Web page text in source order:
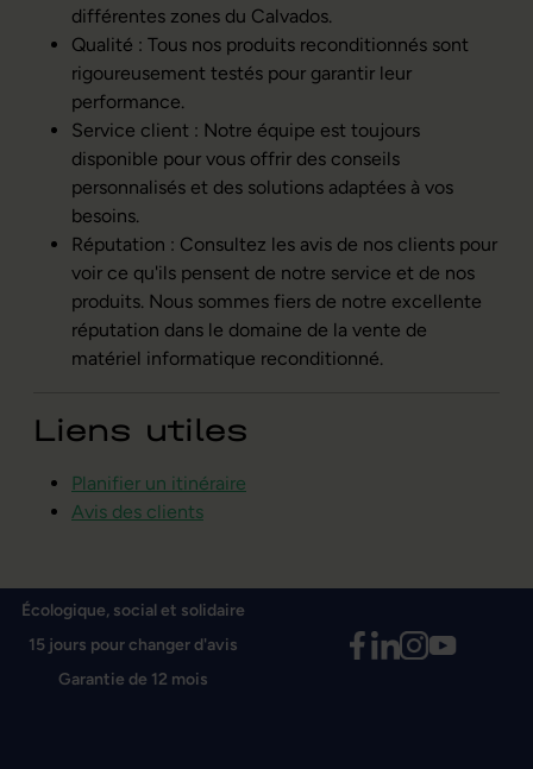
différentes zones du Calvados.
Qualité : Tous nos produits reconditionnés sont
rigoureusement testés pour garantir leur
performance.
Service client : Notre équipe est toujours
disponible pour vous offrir des conseils
personnalisés et des solutions adaptées à vos
besoins.
Réputation : Consultez les avis de nos clients pour
voir ce qu'ils pensent de notre service et de nos
produits. Nous sommes fiers de notre excellente
réputation dans le domaine de la vente de
matériel informatique reconditionné.
Liens utiles
Planifier un itinéraire
Avis des clients
Écologique, social et solidaire
15 jours pour changer d'avis
Garantie de 12 mois